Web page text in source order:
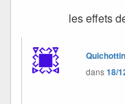
les effets
dans18/